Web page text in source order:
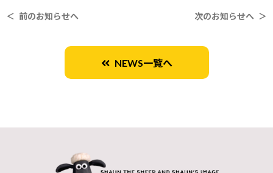
＜ 前のお知らせへ 次のお知らせへ ＞
NEWS一覧へ